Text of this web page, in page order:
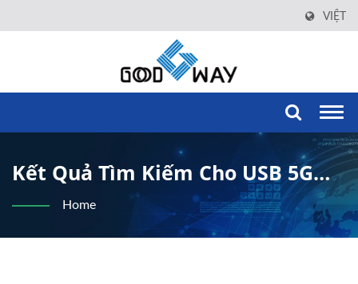
VIỆT
Kết Quả Tìm Kiếm Cho USB 5G
Hub Switch Extender Kits | Good
Way Technology Co., LTD.
Home